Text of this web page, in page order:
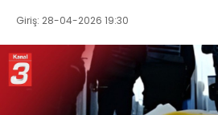
Giriş: 28-04-2026 19:30